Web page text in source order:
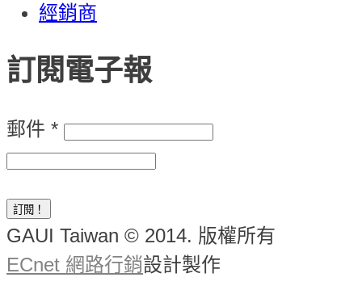
經銷商
訂閱電子報
郵件 *
GAUI Taiwan © 2014. 版權所有
ECnet 網路行銷設計製作